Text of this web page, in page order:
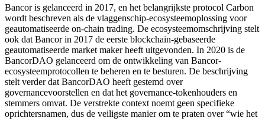
Bancor is gelanceerd in 2017, en het belangrijkste protocol Carbon
wordt beschreven als de vlaggenschip-ecosysteemoplossing voor
geautomatiseerde on-chain trading. De ecosysteemomschrijving stelt
ook dat Bancor in 2017 de eerste blockchain-gebaseerde
geautomatiseerde market maker heeft uitgevonden. In 2020 is de
BancorDAO gelanceerd om de ontwikkeling van Bancor-
ecosysteemprotocollen te beheren en te besturen. De beschrijving
stelt verder dat BancorDAO heeft gestemd over
governancevoorstellen en dat het governance-tokenhouders en
stemmers omvat. De verstrekte context noemt geen specifieke
oprichtersnamen, dus de veiligste manier om te praten over “wie het